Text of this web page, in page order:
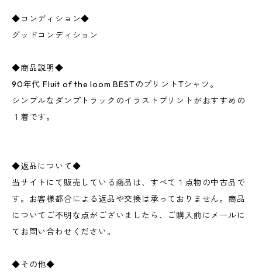
◆コンディション◆
グッドコンディション
◆商品説明◆
90年代 Fluit of the loom BESTのプリントTシャツ。
シンプルなダンプトラックのイラストプリントがおすすめの
１着です。
◆返品について◆
当サイトにて販売している商品は、すべて１点物の中古品で
す。お客様都合による返品や交換は承っておりません。商品
についてご不明な点がございましたら、ご購入前にメールに
てお問い合わせください。
◆その他◆